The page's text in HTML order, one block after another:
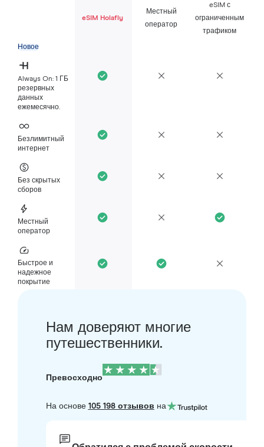
eSIM Holafly
Местный
оператор
eSIM с
ограниченным
трафиком
Новое
Always On: 1 ГБ
резервных
данных
ежемесячно.
Безлимитный
интернет
Без скрытых
сборов
Местный
оператор
Быстрое и
надежное
покрытие
Нам доверяют многие
путешественники.
Превосходно
На основе 105 198 отзывов на